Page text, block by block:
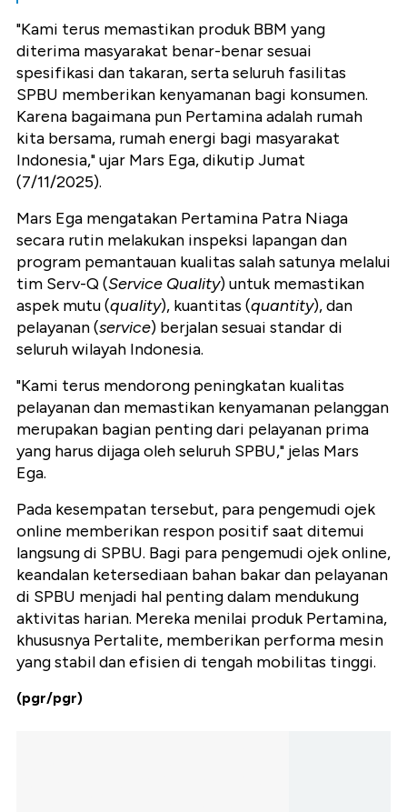
"Kami terus memastikan produk BBM yang
diterima masyarakat benar-benar sesuai
spesifikasi dan takaran, serta seluruh fasilitas
SPBU memberikan kenyamanan bagi konsumen.
Karena bagaimana pun Pertamina adalah rumah
kita bersama, rumah energi bagi masyarakat
Indonesia," ujar Mars Ega, dikutip Jumat
(7/11/2025).
Mars Ega mengatakan Pertamina Patra Niaga
secara rutin melakukan inspeksi lapangan dan
program pemantauan kualitas salah satunya melalui
tim Serv-Q (Service Quality) untuk memastikan
aspek mutu (quality), kuantitas (quantity), dan
pelayanan (service) berjalan sesuai standar di
seluruh wilayah Indonesia.
"Kami terus mendorong peningkatan kualitas
pelayanan dan memastikan kenyamanan pelanggan
merupakan bagian penting dari pelayanan prima
yang harus dijaga oleh seluruh SPBU," jelas Mars
Ega.
Pada kesempatan tersebut, para pengemudi ojek
online memberikan respon positif saat ditemui
langsung di SPBU. Bagi para pengemudi ojek online,
keandalan ketersediaan bahan bakar dan pelayanan
di SPBU menjadi hal penting dalam mendukung
aktivitas harian. Mereka menilai produk Pertamina,
khususnya Pertalite, memberikan performa mesin
yang stabil dan efisien di tengah mobilitas tinggi.
(pgr/pgr)